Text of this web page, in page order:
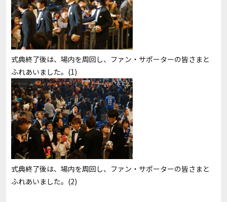
式典終了後は、場内を周回し、ファン・サポーターの皆さまと
ふれあいました。(1)
式典終了後は、場内を周回し、ファン・サポーターの皆さまと
ふれあいました。(2)